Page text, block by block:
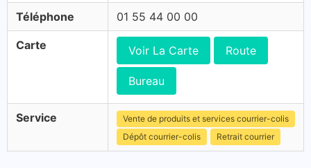
Téléphone 01 55 44 00 00
Carte Voir La Carte Route
Bureau
Service
Vente de produits et services courrier-colis
Dépôt courrier-colis
Retrait courrier